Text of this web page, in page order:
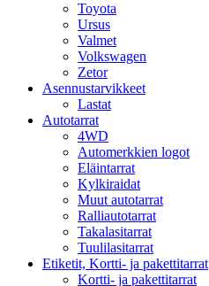
Toyota
Ursus
Valmet
Volkswagen
Zetor
Asennustarvikkeet
Lastat
Autotarrat
4WD
Automerkkien logot
Eläintarrat
Kylkiraidat
Muut autotarrat
Ralliautotarrat
Takalasitarrat
Tuulilasitarrat
Etiketit, Kortti- ja pakettitarrat
Kortti- ja pakettitarrat